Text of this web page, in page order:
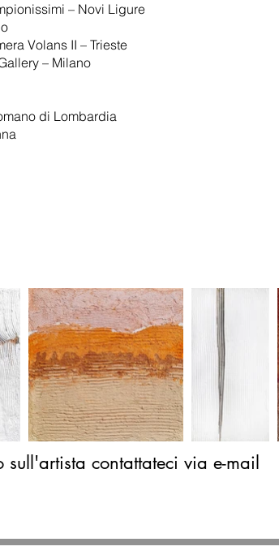
– Novi Ligure
Volans II – Trieste
– Milano
di Lombardia
sull'artista contattateci via e-mail